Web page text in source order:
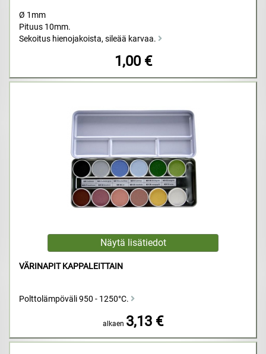
Ø 1mm
Pituus 10mm.
Sekoitus hienojakoista, sileää karvaa.
1,00 €
VÄRINAPIT KAPPALEITTAIN
Polttolämpöväli 950 - 1250°C.
alkaen 3,13 €